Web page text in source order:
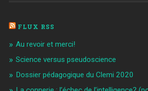
FLUX RSS
Au revoir et merci!
Science versus pseudoscience
Dossier pédagogique du Clemi 2020